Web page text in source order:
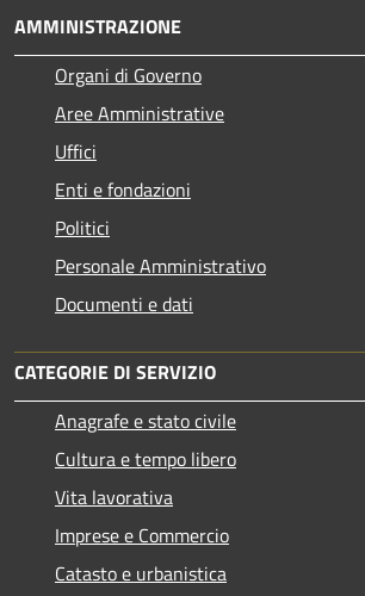
AMMINISTRAZIONE
Organi di Governo
Aree Amministrative
Uffici
Enti e fondazioni
Politici
Personale Amministrativo
Documenti e dati
CATEGORIE DI SERVIZIO
Anagrafe e stato civile
Cultura e tempo libero
Vita lavorativa
Imprese e Commercio
Catasto e urbanistica